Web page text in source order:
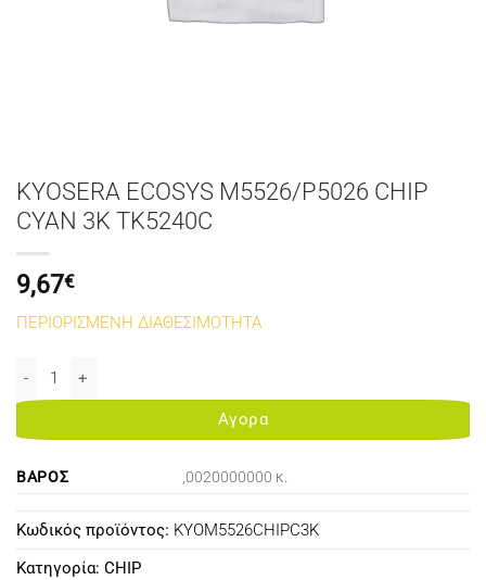
KYOSERA ECOSYS M5526/P5026 CHIP
CYAN 3K TK5240C
9,67€
ΠΕΡΙΟΡΙΣΜΕΝΗ ΔΙΑΘΕΣΙΜΟΤΗΤΑ
KYOSERA ECOSYS M5526/P5026 CHIP CYAN 3K TK5240C ποσότητα
Αγορα
ΒΆΡΟΣ ,0020000000 κ.
Κωδικός προϊόντος: KYOM5526CHIPC3K
Κατηγορία: CHIP